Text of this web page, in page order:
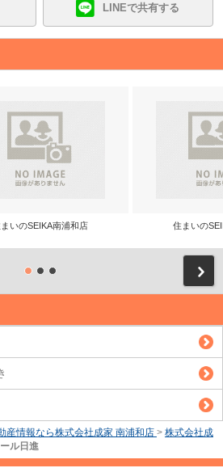
LINEで共有する
いのSEIKA南浦和店 住まいの
産情報なら株式会社成家 南浦和店 > 株式会社成
ール日進